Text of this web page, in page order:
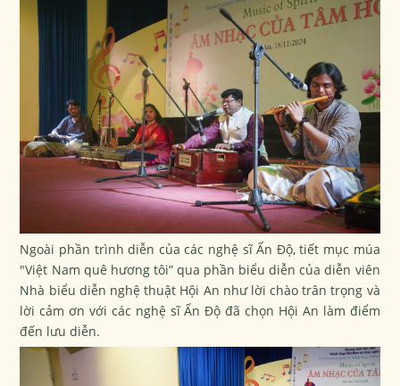
Ngoài phần trình diễn của các nghệ sĩ Ấn Độ, tiết mục múa
"Việt Nam quê hương tôi” qua phần biểu diễn của diễn viên
Nhà biểu diễn nghệ thuật Hội An như lời chào trân trọng và
lời cảm ơn với các nghệ sĩ Ấn Độ đã chọn Hội An làm điểm
đến lưu diễn.